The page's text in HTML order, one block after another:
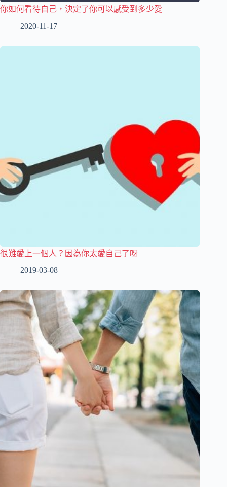
你如何看待自己，決定了你可以感受到多少愛
2020-11-17
很難愛上一個人？因為你太愛自己了呀
2019-03-08